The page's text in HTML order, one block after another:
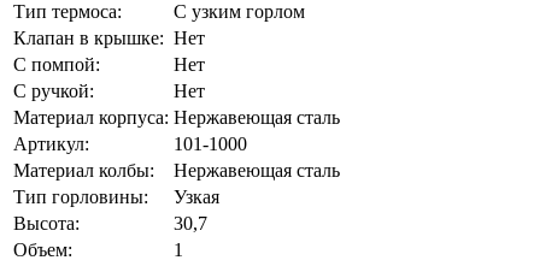
Тип термоса:
С узким горлом
Клапан в крышке: Нет
С помпой:
Нет
С ручкой:
Нет
Материал корпуса: Нержавеющая сталь
Артикул:
101-1000
Материал колбы:
Нержавеющая сталь
Тип горловины:
Узкая
Высота:
30,7
Объем:
1